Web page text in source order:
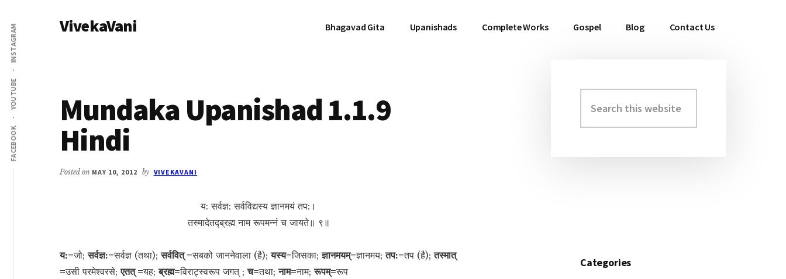
main
content
primary
sidebar
Additional
menu
FACEBOOK
YOUTUBE
INSTAGRAM VivekaVani Bhagavad Gita Upanishads Complete Works Gospel Blog Contact Us
Mundaka Upanishad 1.1.9
Hindi
Posted on MAY 10, 2012 by VIVEKAVANI
य: सर्वज्ञ: सर्वविद्यस्य ज्ञानमयं तप:।
तस्मादेतद्‍ब्रह्म नाम रूपमन्नं च जायते॥ ९॥
य:=जो;सर्वज्ञ:=सर्वज्ञ (तथा);सर्ववित् =सबको जाननेवाला (है);यस्य=जिसका;ज्ञानमयम्=ज्ञानमय;तप:=तप (है);तस्मात्
=उसी परमेश्वरसे;एतत् =यह;ब्रह्म=विराट्स्वरूप जगत् ;च=तथा;नाम=नाम;रूपम्=रूप
Primary
Sidebar
this
website
Categories